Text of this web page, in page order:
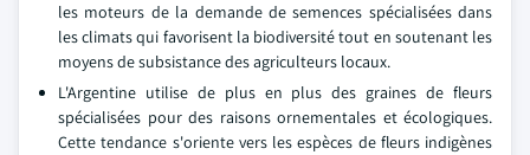
les moteurs de la demande de semences spécialisées dans
les climats qui favorisent la biodiversité tout en soutenant les
moyens de subsistance des agriculteurs locaux.
L'Argentine utilise de plus en plus des graines de fleurs
spécialisées pour des raisons ornementales et écologiques.
Cette tendance s'oriente vers les espèces de fleurs indigènes